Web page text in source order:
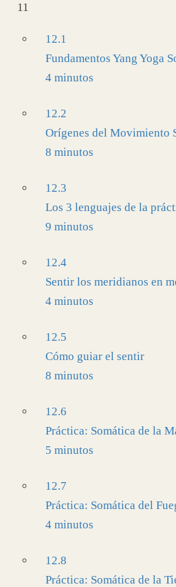
11
12.1
Fundamentos Yang Yoga
4 minutos
12.2
Orígenes del Movimiento
8 minutos
12.3
Los 3 lenguajes de la
9 minutos
12.4
Sentir los meridianos en
4 minutos
12.5
Cómo guiar el sentir
8 minutos
12.6
Práctica: Somática de la
5 minutos
12.7
Práctica: Somática del
4 minutos
12.8
Práctica: Somática de la